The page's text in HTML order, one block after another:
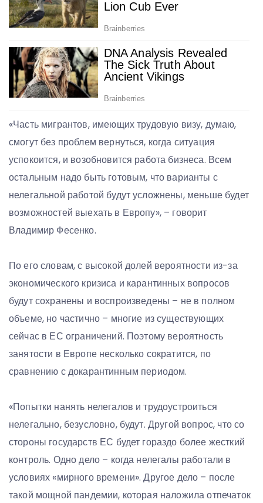
«Часть мигрантов, имеющих трудовую визу, думаю,
смогут без проблем вернуться, когда ситуация
успокоится, и возобновится работа бизнеса. Всем
остальным надо быть готовым, что варианты с
нелегальной работой будут усложнены, меньше будет
возможностей выехать в Европу», – говорит
Владимир Фесенко.
По его словам, с высокой долей вероятности из-за
экономического кризиса и карантинных вопросов
будут сохранены и воспроизведены – не в полном
объеме, но частично – многие из существующих
сейчас в ЕС ограничений. Поэтому вероятность
занятости в Европе несколько сократится, по
сравнению с докарантинным периодом.
«Попытки нанять нелегалов и трудоустроиться
нелегально, безусловно, будут. Другой вопрос, что со
стороны государств ЕС будет гораздо более жесткий
контроль. Одно дело – когда нелегалы работали в
условиях «мирного времени». Другое дело – после
такой мощной пандемии, которая наложила отпечаток